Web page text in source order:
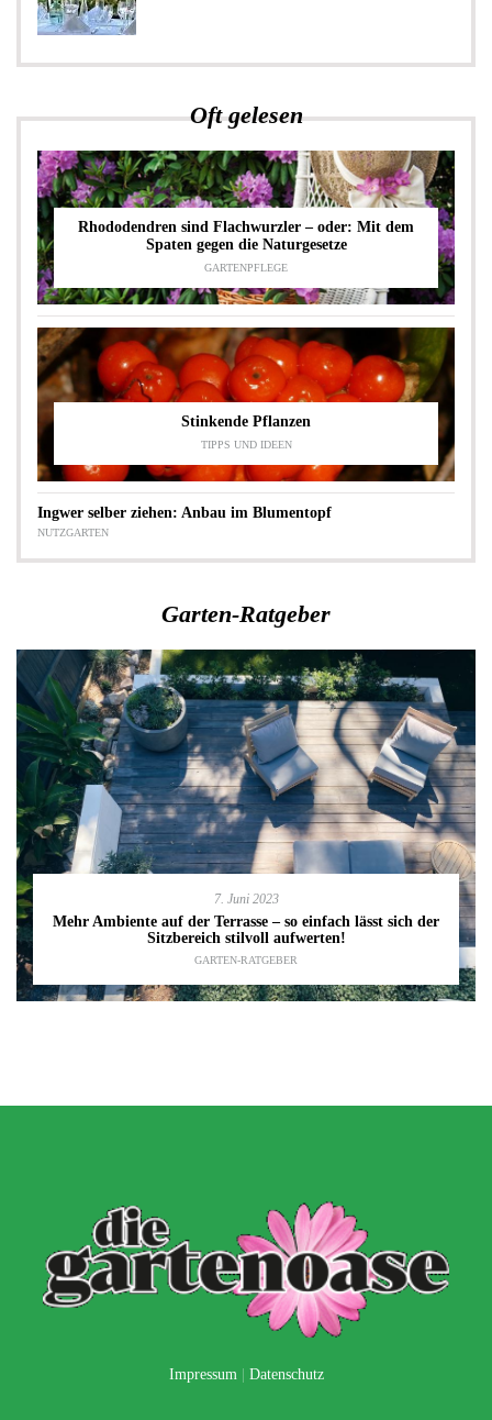
Oft gelesen
Rhododendren sind Flachwurzler – oder: Mit dem
Spaten gegen die Naturgesetze
GARTENPFLEGE
Stinkende Pflanzen
TIPPS UND IDEEN
Ingwer selber ziehen: Anbau im Blumentopf
NUTZGARTEN
Garten-Ratgeber
7. Juni 2023
Mehr Ambiente auf der Terrasse – so einfach lässt sich der
Sitzbereich stilvoll aufwerten!
GARTEN-RATGEBER
Impressum Datenschutz